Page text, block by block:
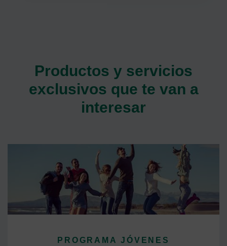
Productos y servicios
exclusivos que te van a
interesar
PROGRAMA JÓVENES